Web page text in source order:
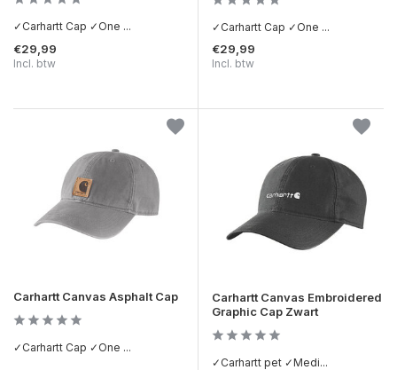
✓Carhartt Cap ✓One ...
€29,99
Incl. btw
✓Carhartt Cap ✓One ...
€29,99
Incl. btw
Carhartt Canvas Asphalt Cap
✓Carhartt Cap ✓One ...
Carhartt Canvas Embroidered
Graphic Cap Zwart
✓Carhartt pet ✓Medi...